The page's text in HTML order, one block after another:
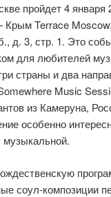
пройдет 4 января
Terrace
д. 3, стр. 1. Это
для любителей
страны и два
Music
из Камеруна,
особенно
музыкальной.
соул-композиции